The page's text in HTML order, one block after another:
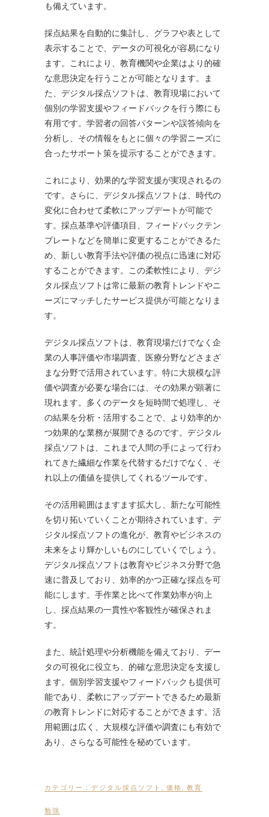
も備えています。
採点結果を自動的に集計し、グラフや表として
表示することで、データの可視化が容易になり
ます。これにより、教育機関や企業はより的確
な意思決定を行うことが可能となります。ま
た、デジタル採点ソフトは、教育現場において
個別の学習支援やフィードバックを行う際にも
有用です。学習者の回答パターンや誤答傾向を
分析し、その情報をもとに個々の学習ニーズに
合ったサポート策を提示することができます。
これにより、効果的な学習支援が実現されるの
です。さらに、デジタル採点ソフトは、時代の
変化に合わせて柔軟にアップデートが可能で
す。採点基準や評価項目、フィードバックテン
プレートなどを簡単に変更することができるた
め、新しい教育手法や評価の視点に迅速に対応
することができます。この柔軟性により、デジ
タル採点ソフトは常に最新の教育トレンドやニ
ーズにマッチしたサービス提供が可能となりま
す。
デジタル採点ソフトは、教育現場だけでなく企
業の人事評価や市場調査、医療分野などさまざ
まな分野で活用されています。特に大規模な評
価や調査が必要な場合には、その効果が顕著に
現れます。多くのデータを短時間で処理し、そ
の結果を分析・活用することで、より効率的か
つ効果的な業務が展開できるのです。デジタル
採点ソフトは、これまで人間の手によって行わ
れてきた繊細な作業を代替するだけでなく、そ
れ以上の価値を提供してくれるツールです。
その活用範囲はますます拡大し、新たな可能性
を切り拓いていくことが期待されています。デ
ジタル採点ソフトの進化が、教育やビジネスの
未来をより輝かしいものにしていくでしょう。
デジタル採点ソフトは教育やビジネス分野で急
速に普及しており、効率的かつ正確な採点を可
能にします。手作業と比べて作業効率が向上
し、採点結果の一貫性や客観性が確保されま
す。
また、統計処理や分析機能を備えており、デー
タの可視化に役立ち、的確な意思決定を支援し
ます。個別学習支援やフィードバックも提供可
能であり、柔軟にアップデートできるため最新
の教育トレンドに対応することができます。活
用範囲は広く、大規模な評価や調査にも有効で
あり、さらなる可能性を秘めています。
カテゴリー : デジタル採点ソフト 価格 教育
勉強